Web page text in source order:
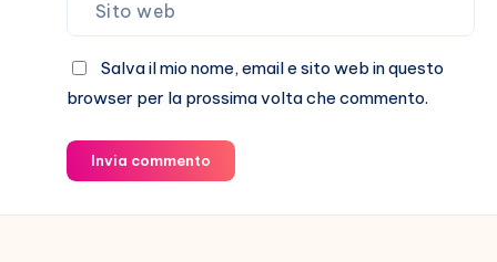
Salva il mio nome, email e sito web in questo
browser per la prossima volta che commento.
Invia commento